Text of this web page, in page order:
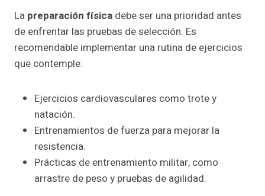
La preparación física debe ser una prioridad antes
de enfrentar las pruebas de selección. Es
recomendable implementar una rutina de ejercicios
que contemple:
Ejercicios cardiovasculares como trote y
natación.
Entrenamientos de fuerza para mejorar la
resistencia.
Prácticas de entrenamiento militar, como
arrastre de peso y pruebas de agilidad.